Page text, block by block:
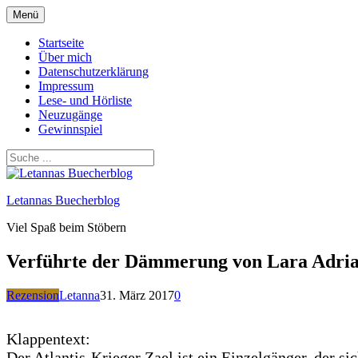
Zum
Inhalt
springen
Menü
Startseite
Über mich
Datenschutzerklärung
Impressum
Lese- und Hörliste
Neuzugänge
Gewinnspiel
Letannas Buecherblog
Viel Spaß beim Stöbern
Verführte der Dämmerung von Lara
RezensionLetanna31. März 20170
Klappentext: